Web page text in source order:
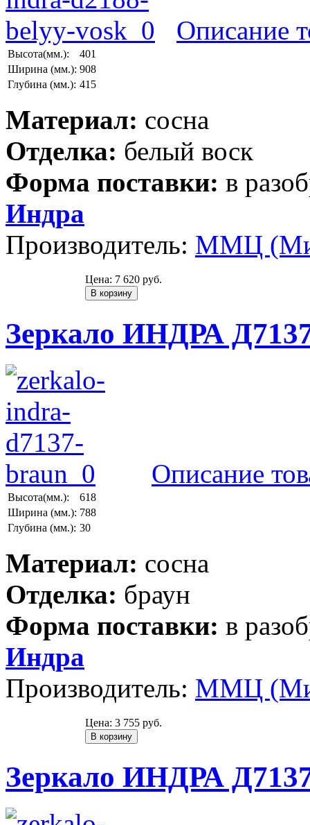
Описание
Высота(мм.):
401
Ширина (мм.): 908
Глубина (мм.): 415
Материал: сосна
Отделка: белый воск
Форма поставки: в
Индра
Производитель: ММЦ
Цена: 7 620 руб.
Зеркало ИНДРА
Описание
Высота(мм.):
618
Ширина (мм.): 788
Глубина (мм.): 30
Материал: сосна
Отделка: браун
Форма поставки: в
Индра
Производитель: ММЦ
Цена: 3 755 руб.
Зеркало ИНДРА